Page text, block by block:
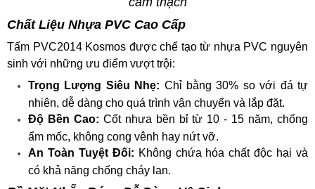
Chất Liệu Nhựa PVC Cao Cấp
Tấm PVC2014 Kosmos được chế tạo từ nhựa PVC nguyên
sinh với những ưu điểm vượt trội:
Trọng Lượng Siêu Nhẹ: Chỉ bằng 30% so với đá tự
nhiên, dễ dàng cho quá trình vận chuyển và lắp đặt.
Độ Bền Cao: Cốt nhựa bền bỉ từ 10 - 15 năm, chống
ẩm mốc, không cong vênh hay nứt vỡ.
An Toàn Tuyệt Đối: Không chứa hóa chất độc hại và
có khả năng chống cháy lan.